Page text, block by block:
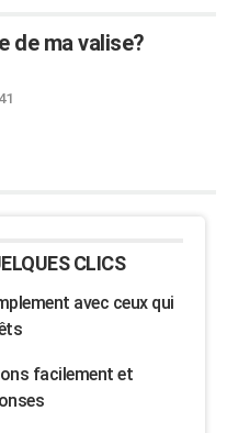
de ma valise?
CLICS
avec ceux qui
facilement et